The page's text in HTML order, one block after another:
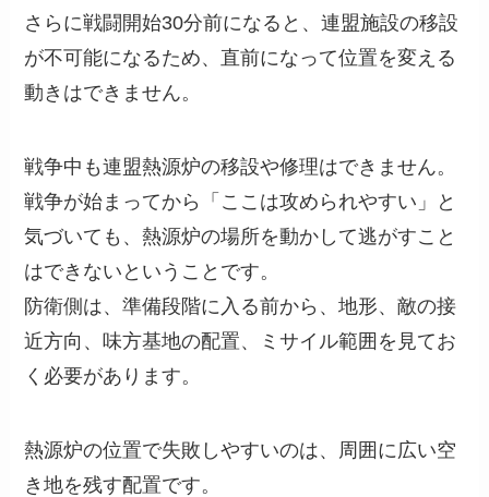
さらに戦闘開始30分前になると、連盟施設の移設
が不可能になるため、直前になって位置を変える
動きはできません。
戦争中も連盟熱源炉の移設や修理はできません。
戦争が始まってから「ここは攻められやすい」と
気づいても、熱源炉の場所を動かして逃がすこと
はできないということです。
防衛側は、準備段階に入る前から、地形、敵の接
近方向、味方基地の配置、ミサイル範囲を見てお
く必要があります。
熱源炉の位置で失敗しやすいのは、周囲に広い空
き地を残す配置です。